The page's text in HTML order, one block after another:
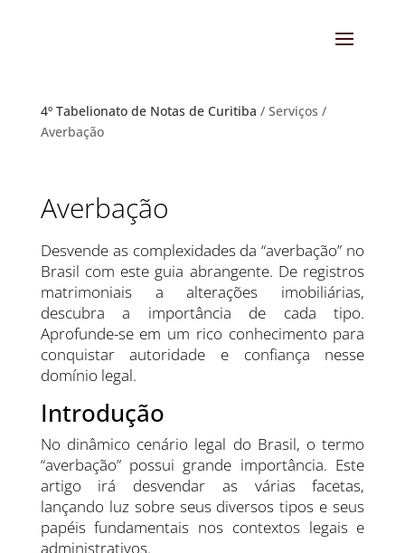
4º Tabelionato de Notas de Curitiba / Serviços /
Averbação
Averbação
Desvende as complexidades da “averbação” no
Brasil com este guia abrangente. De registros
matrimoniais a alterações imobiliárias,
descubra a importância de cada tipo.
Aprofunde-se em um rico conhecimento para
conquistar autoridade e confiança nesse
domínio legal.
Introdução
No dinâmico cenário legal do Brasil, o termo
“averbação” possui grande importância. Este
artigo irá desvendar as várias facetas,
lançando luz sobre seus diversos tipos e seus
papéis fundamentais nos contextos legais e
administrativos.